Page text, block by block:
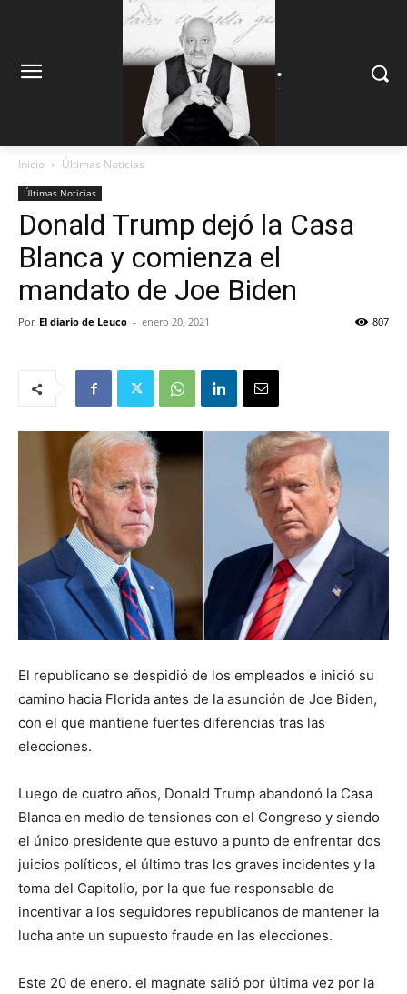
.
Inicio Últimas Noticias
Últimas Noticias
Donald Trump dejó la Casa
Blanca y comienza el
mandato de Joe Biden
Por El diario de Leuco - enero 20, 2021 807
El republicano se despidió de los empleados e inició su
camino hacia Florida antes de la asunción de Joe Biden,
con el que mantiene fuertes diferencias tras las
elecciones.
Luego de cuatro años, Donald Trump abandonó la Casa
Blanca en medio de tensiones con el Congreso y siendo
el único presidente que estuvo a punto de enfrentar dos
juicios políticos, el último tras los graves incidentes y la
toma del Capitolio, por la que fue responsable de
incentivar a los seguidores republicanos de mantener la
lucha ante un supuesto fraude en las elecciones.
Este 20 de enero. el magnate salió por última vez por la